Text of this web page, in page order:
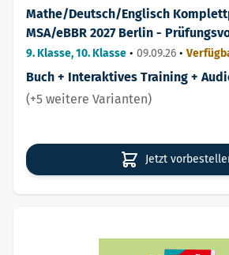
Mathe/Deutsch/Englisch
MSA/eBBR 2027 Berlin -
9. Klasse, 10. Klasse • 09.09.26 •
Buch + Interaktives Training +
(+5 weitere Varianten)
Jetzt